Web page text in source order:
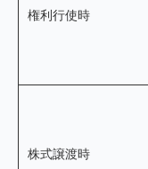
権利行使時
株式譲渡時